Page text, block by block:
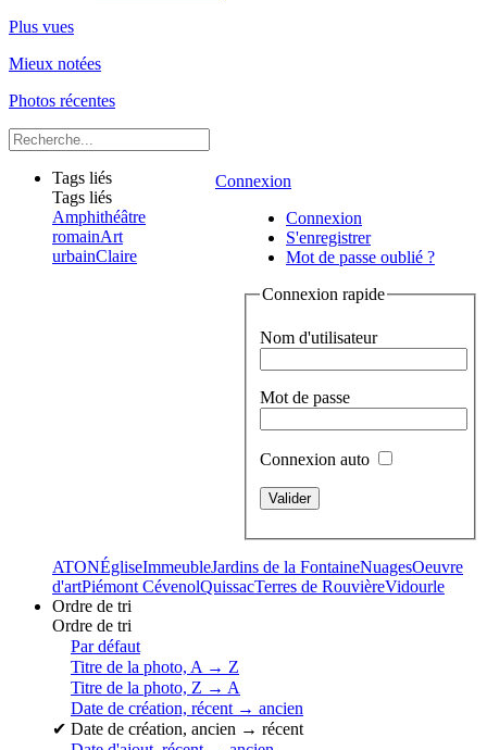
Plus vues
Mieux notées
Photos récentes
Connexion
Connexion
S'enregistrer
Mot de passe oublié ?
Connexion rapide
Nom d'utilisateur
Mot de passe
Connexion auto
Tags liés
Tags liés
Amphithéâtre
romainArt
urbainClaire
ATONÉgliseImmeubleJardins de la FontaineNuagesOeuvre
d'artPiémont CévenolQuissacTerres de RouvièreVidourle
Ordre de tri
Ordre de tri
Par défaut
Titre de la photo, A → Z
Titre de la photo, Z → A
Date de création, récent → ancien
✔ Date de création, ancien → récent